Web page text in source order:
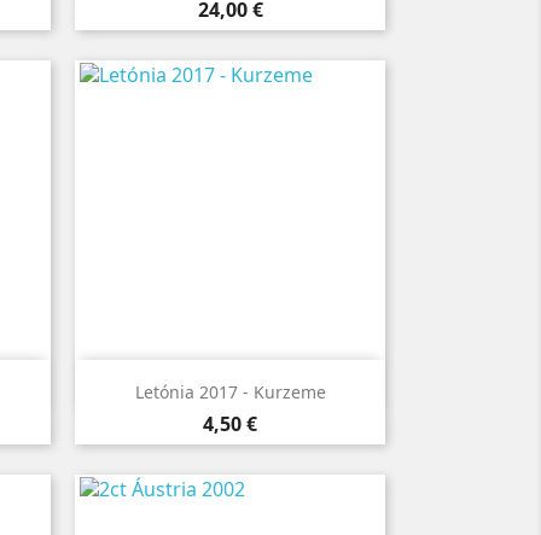
Preço
24,00 €
Letónia 2017 - Kurzeme
Preço
4,50 €
 Vista rápida